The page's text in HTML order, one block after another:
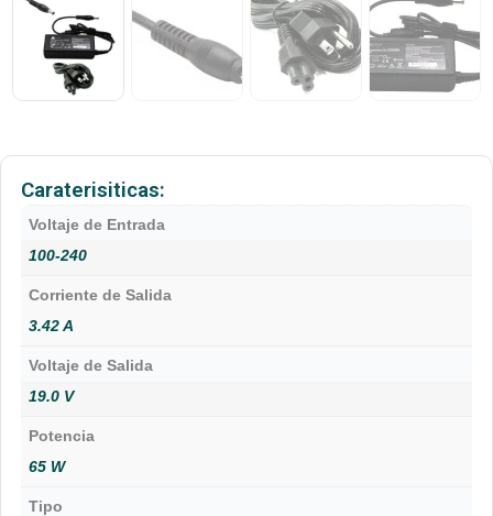
Caraterisiticas:
Voltaje de Entrada
100-240
Corriente de Salida
3.42 A
Voltaje de Salida
19.0 V
Potencia
65 W
Tipo